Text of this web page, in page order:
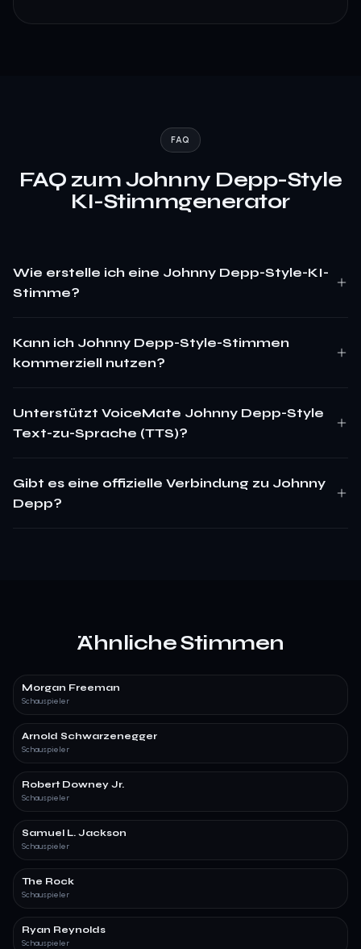
FAQ
FAQ zum Johnny Depp-Style
KI-Stimmgenerator
Wie erstelle ich eine Johnny Depp-Style-KI-
Stimme?
Kann ich Johnny Depp-Style-Stimmen
kommerziell nutzen?
Unterstützt VoiceMate Johnny Depp-Style
Text-zu-Sprache (TTS)?
Gibt es eine offizielle Verbindung zu Johnny
Depp?
Ähnliche Stimmen
Morgan Freeman
Schauspieler
Arnold Schwarzenegger
Schauspieler
Robert Downey Jr.
Schauspieler
Samuel L. Jackson
Schauspieler
The Rock
Schauspieler
Ryan Reynolds
Schauspieler